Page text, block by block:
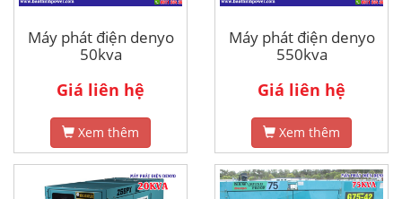
Máy phát điện denyo
50kva
Giá liên hệ
Xem thêm
Máy phát điện denyo
550kva
Giá liên hệ
Xem thêm